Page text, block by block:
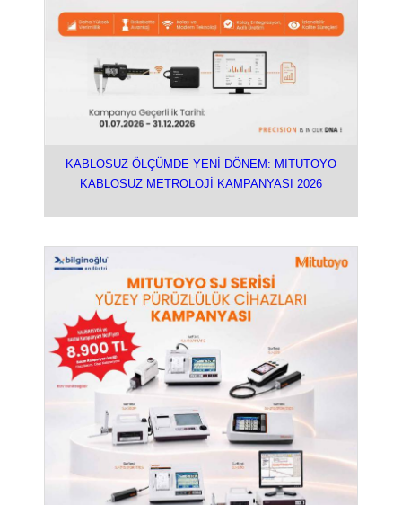
KABLOSUZ ÖLÇÜMDE YENİ DÖNEM: MITUTOYO
KABLOSUZ METROLOJİ KAMPANYASI 2026